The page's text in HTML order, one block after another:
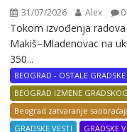
31/07/2026 Alex 0
Tokom izvođenja
Makiš–Mladenovac na
350...
BEOGRAD - OSTALE GRADSKE
BEOGRAD IZMENE
Beograd zatvaranje
GRADSKE VESTI
GRADSKE